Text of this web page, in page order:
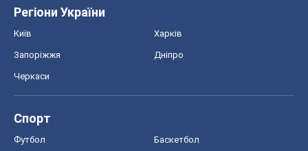
Регіони України
Київ Харків
Запоріжжя Дніпро
Черкаси
Спорт
Футбол Баскетбол